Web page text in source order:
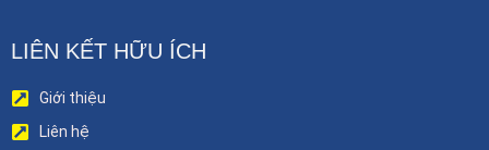
LIÊN KẾT HỮU ÍCH
Giới thiệu
Liên hệ